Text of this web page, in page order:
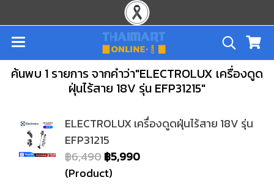
ค้นพบ 1 รายการ จากคำว่า"ELECTROLUX เครื่องดูด
ฝุ่นไร้สาย 18V รุ่น EFP31215"
ELECTROLUX เครื่องดูดฝุ่นไร้สาย 18V รุ่น
EFP31215
฿6,490฿5,990
(Product)